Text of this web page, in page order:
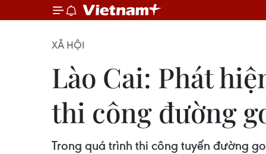
XÃ HỘI
Lào Cai: Phát
thi công đường
Trong quá trình thi công tuyến đường